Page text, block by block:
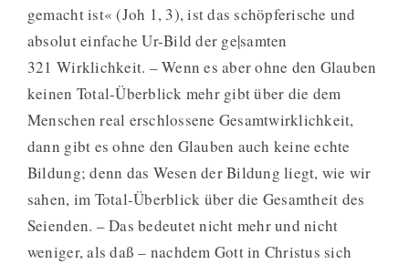
gemacht ist« (Joh 1, 3), ist das schöpferische und
absolut einfache Ur-Bild der ge|samten
321 Wirklichkeit. – Wenn es aber ohne den Glauben
keinen Total-Überblick mehr gibt über die dem
Menschen real erschlossene Gesamtwirklichkeit,
dann gibt es ohne den Glauben auch keine echte
Bildung; denn das Wesen der Bildung liegt, wie wir
sahen, im Total-Überblick über die Gesamtheit des
Seienden. – Das bedeutet nicht mehr und nicht
weniger, als daß – nachdem Gott in Christus sich